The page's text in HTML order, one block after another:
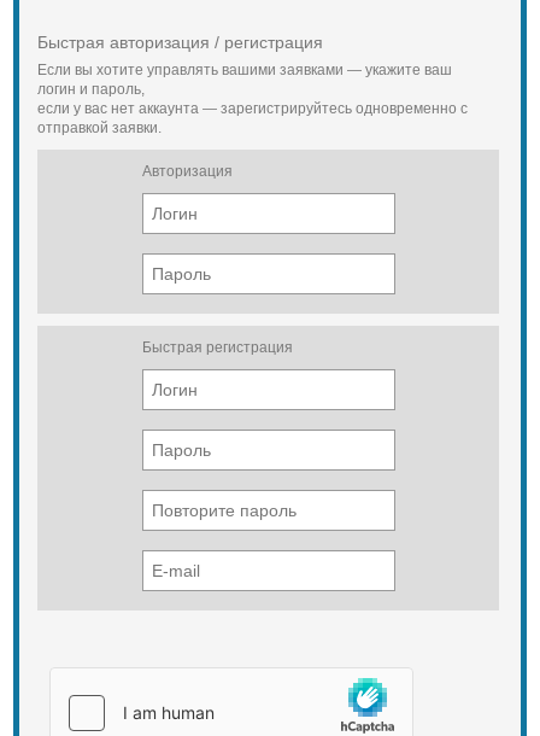
Быстрая авторизация / регистрация
Если вы хотите управлять вашими заявками — укажите ваш
логин и пароль,
если у вас нет аккаунта — зарегистрируйтесь одновременно с
отправкой заявки.
Авторизация
Быстрая регистрация